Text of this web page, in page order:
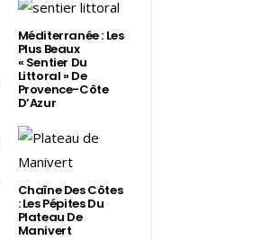
Méditerranée : Les
Plus Beaux
« Sentier Du
Littoral » De
Provence-Côte
D’Azur
Chaîne Des Côtes
: Les Pépites Du
Plateau De
Manivert